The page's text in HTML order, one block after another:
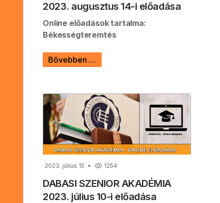
2023. augusztus 14-i előadása
Online előadások tartalma:
Békességteremtés
Bővebben …
2023. július 15 1254
DABASI SZENIOR AKADÉMIA
2023. július 10-i előadása